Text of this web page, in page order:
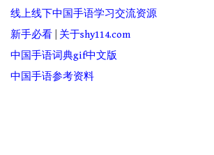
线上线下中国手语学习交流资源
新手必看
关于shy114.com
中国手语词典gif中文版
中国手语参考资料